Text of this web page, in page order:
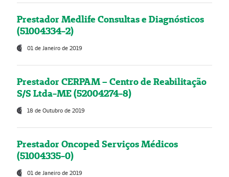
Prestador Medlife Consultas e Diagnósticos
(51004334-2)
01 de Janeiro de 2019
Prestador CERPAM – Centro de Reabilitação
S/S Ltda-ME (52004274-8)
18 de Outubro de 2019
Prestador Oncoped Serviços Médicos
(51004335-0)
01 de Janeiro de 2019